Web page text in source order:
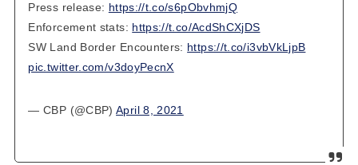
Press release: https://t.co/s6pObvhmjQ
Enforcement stats: https://t.co/AcdShCXjDS
SW Land Border Encounters: https://t.co/i3vbVkLjpB
pic.twitter.com/v3doyPecnX
— CBP (@CBP)April 8, 2021